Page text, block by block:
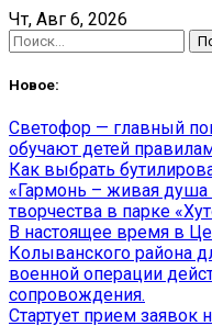
Skip
to
content
Чт, Авг 6, 2026
Найти:
Новое:
Светофор — главный
обучают детей
Как выбрать
«Гармонь – живая душа
творчества в парке
В настоящее время в
Колыванского района
военной операции
сопровождения.
Стартует прием заявок